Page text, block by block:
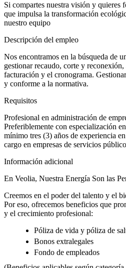
Si compartes nuestra visión y quieres
que impulsa la transformación
nuestro equipo
Descripción del empleo
Nos encontramos en la búsqueda de
gestionar recaudo, corte y
facturación y el cronograma.
y conforme a la normativa.
Requisitos
Profesional en administración de
Preferiblemente con especialización
mínimo tres (3) años de experiencia
cargo en empresas de servicios
Información adicional
En Veolia, Nuestra Energía Son las
Creemos en el poder del talento y el
Por eso, ofrecemos beneficios que
y el crecimiento profesional:
Póliza de vida y póliza de
Bonos extralegales
Fondo de empleados